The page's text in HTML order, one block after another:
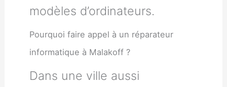
modèles d’ordinateurs.
Pourquoi faire appel à un réparateur
informatique à Malakoff ?
Dans une ville aussi